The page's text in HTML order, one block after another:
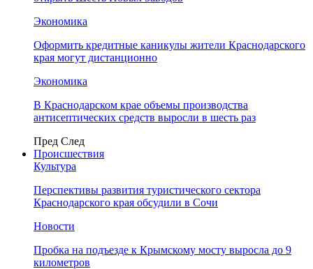
Экономика
Оформить кредитные каникулы жители Краснодарского
края могут дистанционно
Экономика
В Краснодарском крае объемы производства
антисептических средств выросли в шесть раз
Пред След
Происшествия
Культура
Перспективы развития туристического сектора
Краснодарского края обсудили в Сочи
Новости
Пробка на подъезде к Крымскому мосту выросла до 9
километров